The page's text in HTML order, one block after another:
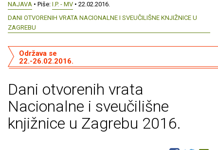
NAJAVA • Piše: I.P. - MV • 22.02.2016.
DANI OTVORENIH VRATA NACIONALNE I SVEUČILIŠNE KNJIŽNICE U
ZAGREBU
Dani otvorenih vrata
Nacionalne i sveučilišne
knjižnice u Zagrebu 2016.
Održava se
22.-26.02.2016.